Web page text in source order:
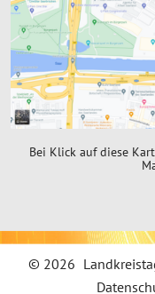
Bei Klick auf diese
© 2026